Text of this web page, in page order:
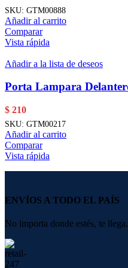
SKU: GTM00888
Añadir al carrito
Comparar
Vista rápida
Añadir a la lista de deseos
Porta Lampara
$ 210
SKU: GTM00217
Añadir al carrito
Comparar
Vista rápida
ENVÍOS A TODO EL PAÍS
No importa donde estés, te llega.